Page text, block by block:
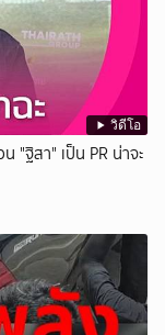
วิดีโอ
"ฐิสา" เป็น PR น่าจะ